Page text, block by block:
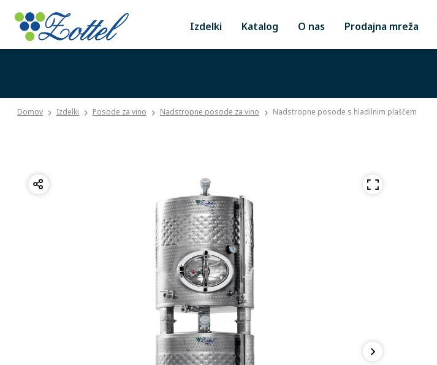
Izdelki Katalog O nas Prodajna mreža
Domov Izdelki Posode za vino Nadstropne posode za vino Nadstropne posode s hladilnim plaščem